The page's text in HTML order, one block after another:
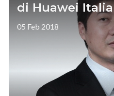
di Huawei Italia
05 Feb 2018